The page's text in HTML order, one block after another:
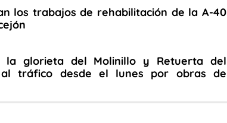
los trabajos de rehabilitación de la A-40
la glorieta del Molinillo y Retuerta del
tráfico desde el lunes por obras de